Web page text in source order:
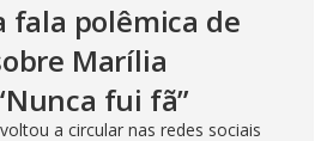
fala polêmica de
Marília
fui fã”
a circular nas redes sociais